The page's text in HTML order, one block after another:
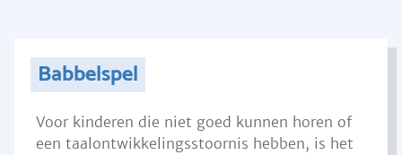
Babbelspel
Voor kinderen die niet goed kunnen horen of
een taalontwikkelingsstoornis hebben, is het